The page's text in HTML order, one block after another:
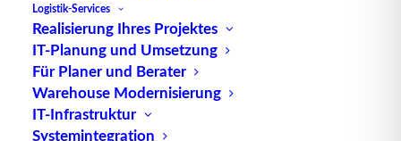
Logistik-Services
Realisierung Ihres Projektes
IT-Planung und Umsetzung
Für Planer und Berater
Warehouse Modernisierung
IT-Infrastruktur
Systemintegration
TUP GmbH & Co. KG
Die kombinierbare Lagerverwaltungs-Software von
TUP, liefert dank ihrer Flexibilität immer die